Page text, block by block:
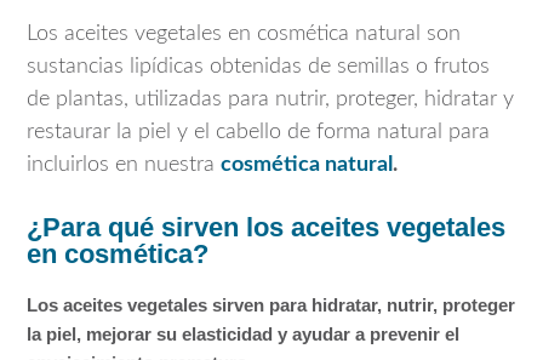
Los aceites vegetales en cosmética natural son
sustancias lipídicas obtenidas de semillas o frutos
de plantas, utilizadas para nutrir, proteger, hidratar y
restaurar la piel y el cabello de forma natural para
incluirlos en nuestra cosmética natural .
¿Para qué sirven los aceites vegetales
en cosmética?
Los aceites vegetales sirven para hidratar, nutrir, proteger
la piel, mejorar su elasticidad y ayudar a prevenir el